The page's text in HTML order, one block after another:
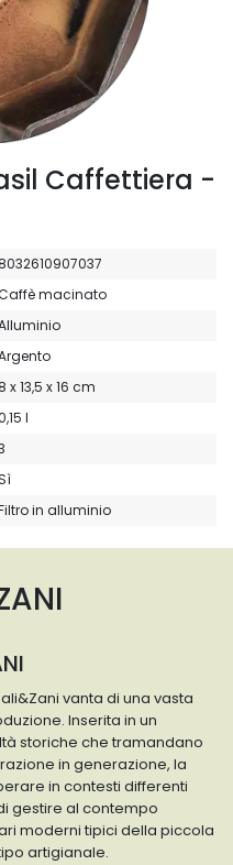
Caffettiera -
macinato
x 13,5 x 16 cm
l
in alluminio
vanta di una vasta
Inserita in un
storiche che tramandano
in generazione, la
in contesti differenti
gestire al contempo
moderni tipici della piccola
artigianale.